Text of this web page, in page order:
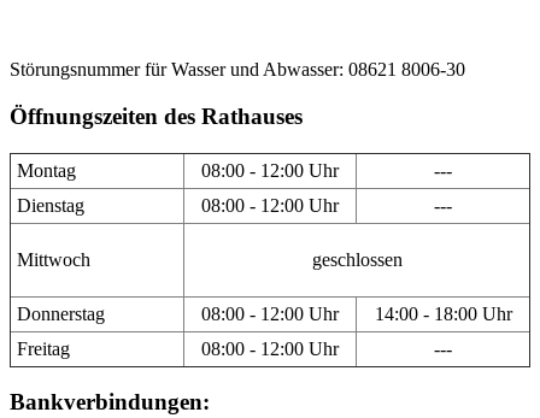
Störungsnummer für Wasser und Abwasser: 08621 8006-30
Öffnungszeiten des Rathauses
Montag 08:00 - 12:00 Uhr
---
Dienstag
08:00 - 12:00 Uhr ---
Mittwoch geschlossen
Donnerstag 08:00 - 12:00 Uhr
14:00 - 18:00 Uhr
Freitag
08:00 - 12:00 Uhr ---
Bankverbindungen: